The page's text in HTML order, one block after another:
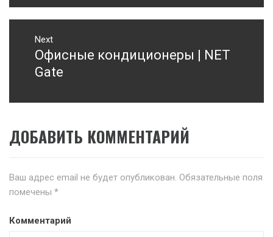
Next
Next
post:
Офисные кондиционеры | NET
Gate
ДОБАВИТЬ КОММЕНТАРИЙ
Ваш адрес email не будет опубликован. Обязательные поля
помечены *
Комментарий